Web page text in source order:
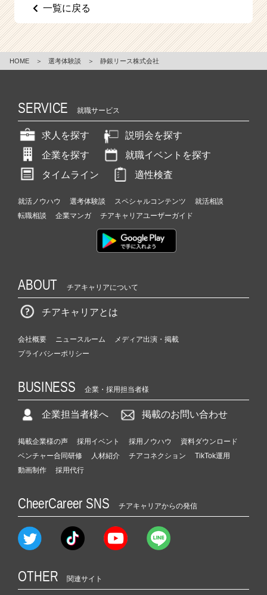
一覧に戻る
HOME ＞ 選考体験談 ＞ 静銀リース株式会社
SERVICE 就職サービス
求人を探す
説明会を探す
企業を探す
就職イベントを探す
タイムライン
適性検査
就活ノウハウ 選考体験談 スペシャルコンテンツ
就活相談
転職相談
企業マンガ チアキャリアユーザーガイド
ABOUT チアキャリアについて
チアキャリアとは
会社概要 ニュースルーム
メディア出演・掲載
プライバシーポリシー
BUSINESS 企業・採用担当者様
企業担当者様へ 掲載のお問い合わせ
掲載企業様の声 採用イベント 採用ノウハウ
資料ダウンロード
ベンチャー合同研修
人材紹介 チアコネクション
TikTok運用
動画制作
採用代行
CheerCareer SNS チアキャリアからの発信
OTHER 関連サイト